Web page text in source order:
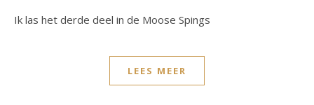
Ik las het derde deel in de Moose Spings
LEES MEER